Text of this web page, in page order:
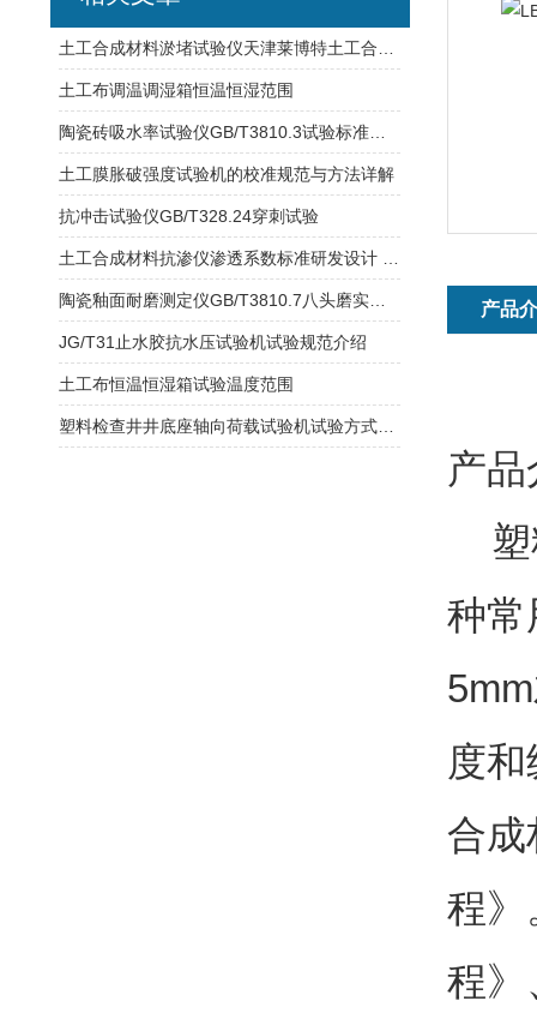
产品
产
种常
5mm
度
合成
程》
程》
土工布调温调湿箱恒温恒湿范围
土工膜胀破强度试验机的校准规范与方法详解
抗冲击试验仪GB/T328.24穿刺试验
JG/T31止水胶抗水压试验机试验规范介绍
土工布恒温恒湿箱试验温度范围